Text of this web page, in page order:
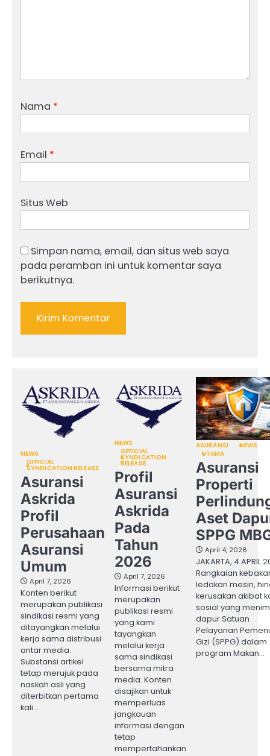
Nama *
Email *
Situs Web
Simpan nama, email, dan situs web saya
pada peramban ini untuk komentar saya
berikutnya.
NEWS
OFFICIAL
SYNDICATION RELEASE
Asuransi
Askrida
Profil
Perusahaan
Asuransi
Umum
April 7, 2026
Konten berikut
merupakan publikasi
sindikasi resmi yang
ditayangkan melalui
kerja sama distribusi
antar media.
Substansi artikel
tetap merujuk pada
naskah asli yang
diterbitkan pertama
kali…
NEWS
OFFICIAL
SYNDICATION
RELEASE
Profil
Asuransi
Askrida
Pada
Tahun
2026
April 7, 2026
Informasi berikut
merupakan
publikasi resmi
yang kami
tayangkan
melalui kerja
sama sindikasi
bersama mitra
media. Konten
disajikan untuk
memperluas
jangkauan
informasi dengan
tetap
mempertahankan
ASURANSI
NEWS
UTAMA
Asuransi
Properti
Aset
SPPG
April 4, 2026
JAKARTA, 4 APRIL
Rangkaian
ledakan mesin,
kerusakan akibat
sosial yang
dapur Satuan
Pelayanan
Gizi (SPPG) dalam
program Makan…